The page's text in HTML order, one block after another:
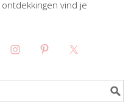
vind je